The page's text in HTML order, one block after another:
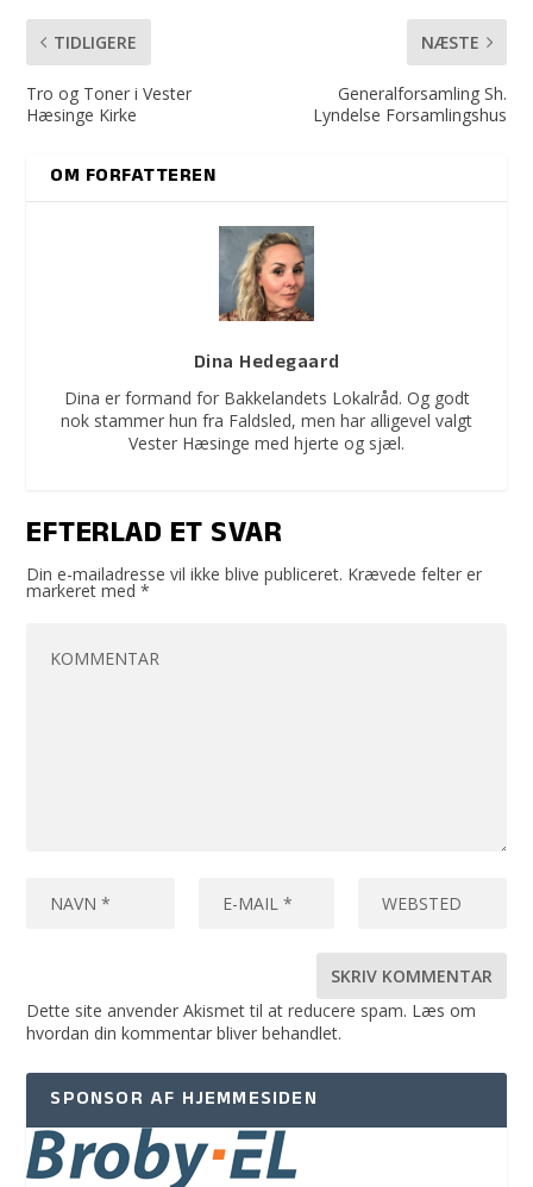
TIDLIGERE
Tro og Toner i Vester
Hæsinge Kirke
NÆSTE
Generalforsamling Sh.
Lyndelse Forsamlingshus
OM FORFATTEREN
Dina Hedegaard
Dina er formand for Bakkelandets Lokalråd. Og godt
nok stammer hun fra Faldsled, men har alligevel valgt
Vester Hæsinge med hjerte og sjæl.
EFTERLAD ET SVAR
Din e-mailadresse vil ikke blive publiceret. Krævede felter er
markeret med*
Dette site anvender Akismet til at reducere spam. Læs om
hvordan din kommentar bliver behandlet.
SPONSOR AF HJEMMESIDEN